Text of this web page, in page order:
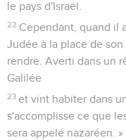
le pays d'Israël.
22 Cependant, quand il
Judée à la place de
rendre. Averti dans un
Galilée
23 et vint habiter dans
s'accomplisse ce que
sera appelé nazaréen. »